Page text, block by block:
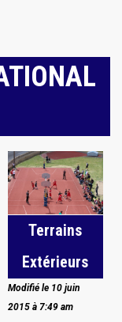
Terrains
Extérieurs
Modifié le 10 juin
2015 à 7:49 am